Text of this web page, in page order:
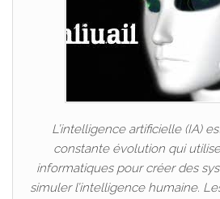
L’intelligence artificielle (IA)
constante évolution qui
informatiques pour créer des
simuler l’intelligence humaine.